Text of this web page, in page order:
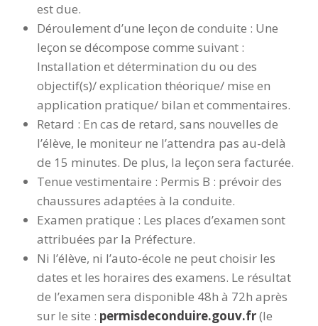
est due.
Déroulement d’une leçon de conduite : Une
leçon se décompose comme suivant :
Installation et détermination du ou des
objectif(s)/ explication théorique/ mise en
application pratique/ bilan et commentaires.
Retard : En cas de retard, sans nouvelles de
l’élève, le moniteur ne l’attendra pas au-delà
de 15 minutes. De plus, la leçon sera facturée.
Tenue vestimentaire : Permis B : prévoir des
chaussures adaptées à la conduite.
Examen pratique : Les places d’examen sont
attribuées par la Préfecture.
Ni l’élève, ni l’auto-école ne peut choisir les
dates et les horaires des examens. Le résultat
de l’examen sera disponible 48h à 72h après
sur le site : permisdeconduire.gouv.fr(le